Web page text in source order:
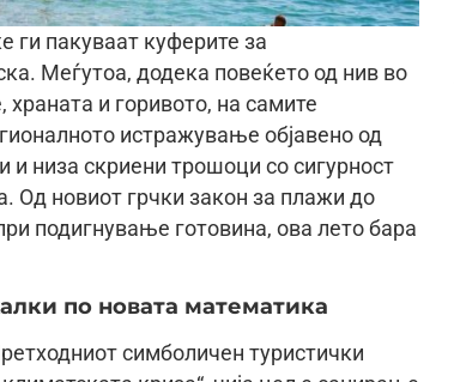
ги пакуваат куферите за
Меѓутоа, додека повеќето од нив во
и горивото, на самите
истражување објавено од
и низа скриени трошоци со сигурност
Од новиот грчки закон за плажи до
подигнување готовина, ова лето бара
по новата математика
симболичен туристички